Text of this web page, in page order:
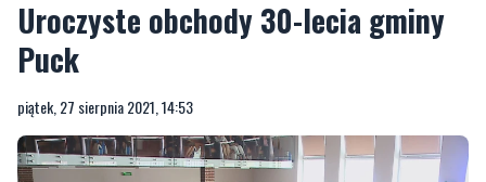
piątek, 27 sierpnia 2021, 14:53